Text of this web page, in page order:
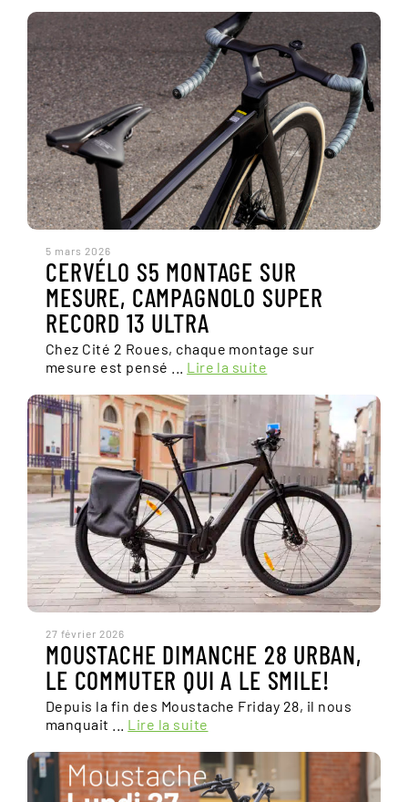
5 mars 2026
CERVÉLO S5 MONTAGE SUR
MESURE, CAMPAGNOLO SUPER
RECORD 13 ULTRA
Chez Cité 2 Roues, chaque montage sur
mesure est pensé ... Lire la suite
27 février 2026
MOUSTACHE DIMANCHE 28 URBAN,
LE COMMUTER QUI A LE SMILE!
Depuis la fin des Moustache Friday 28, il nous
manquait ... Lire la suite